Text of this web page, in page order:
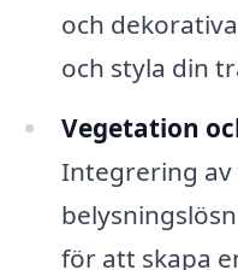
och
och styla din
Vegetation
Integrering
för att skapa